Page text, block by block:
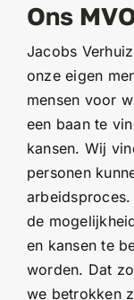
Ons
Jacobs
onze eigen
mensen voor
een baan te
kansen. Wij
personen
de
en kansen te
worden. Dat
we betrokken